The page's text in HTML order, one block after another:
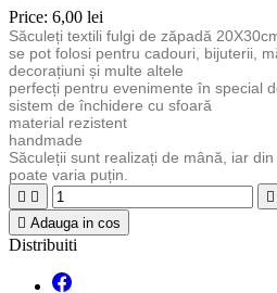
Price: 6,00 lei
Săculeți textili fulgi de zăpadă
se pot folosi pentru cadouri, bijuterii,
decorațiuni și multe altele
perfecți pentru evenimente în special
sistem de închidere cu sfoară
material rezistent
handmade
Săculeții sunt realizați de mână, iar
poate varia puțin.
  
 Adauga in cos
Distribuiti